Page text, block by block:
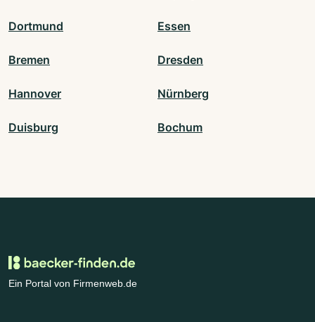
Dortmund Essen
Bremen Dresden
Hannover Nürnberg
Duisburg Bochum
Ein Portal von Firmenweb.de